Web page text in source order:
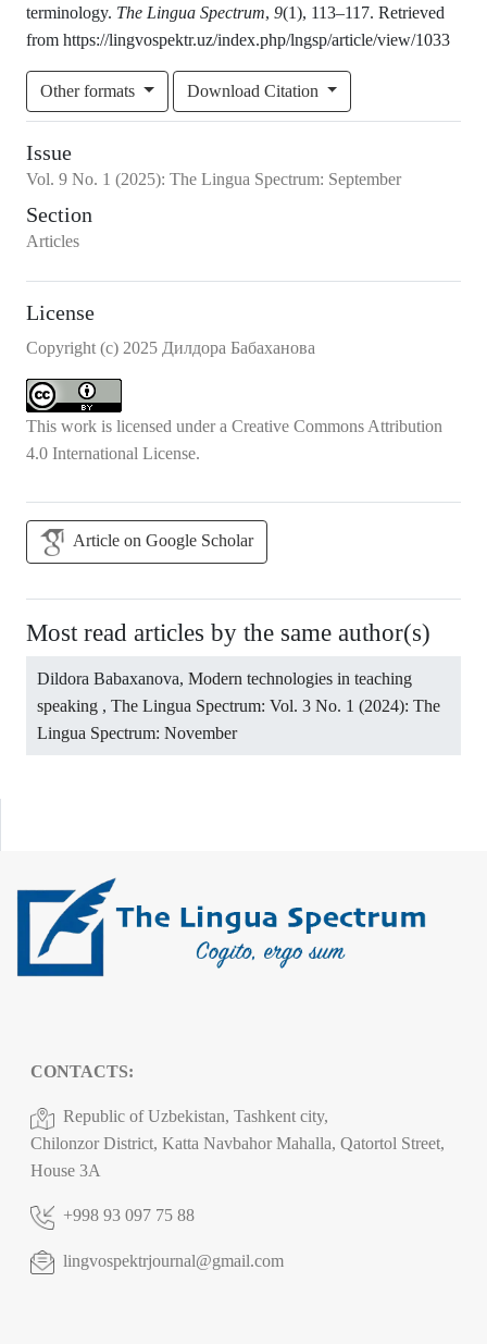
terminology. The Lingua Spectrum, 9(1), 113–117. Retrieved
from https://lingvospektr.uz/index.php/lngsp/article/view/1033
Other formats Download Citation
Issue
Vol. 9 No. 1 (2025): The Lingua Spectrum: September
Section
Articles
License
Copyright (c) 2025 Дилдора Бабаханова
This work is licensed under a Creative Commons Attribution
4.0 International License.
Article on Google Scholar
Most read articles by the same author(s)
Dildora Babaxanova, Modern technologies in teaching
speaking , The Lingua Spectrum: Vol. 3 No. 1 (2024): The
Lingua Spectrum: November
CONTACTS:
Republic of Uzbekistan, Tashkent city,
Chilonzor District, Katta Navbahor Mahalla, Qatortol Street,
House 3A
+998 93 097 75 88
lingvospektrjournal@gmail.com